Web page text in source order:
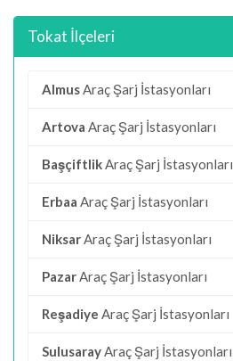
Tokat İlçeleri
AlmusAraç Şarj İstasyonları
Artova Araç Şarj İstasyonları
BaşçiftlikAraç Şarj İstasyonları
Erbaa Araç Şarj İstasyonları
NiksarAraç Şarj İstasyonları
PazarAraç Şarj İstasyonları
Reşadiye Araç Şarj İstasyonları
SulusarayAraç Şarj İstasyonları